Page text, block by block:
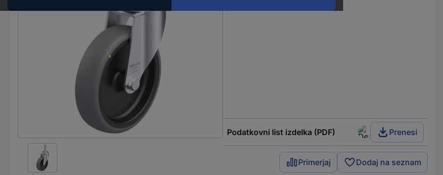
Podatkovni list izdelka (PDF) Prenesi
Primerjaj Dodaj na seznam